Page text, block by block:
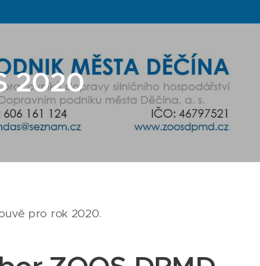
2020
pro rok 2020.